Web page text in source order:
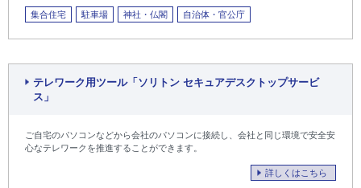
集合住宅 駐車場 神社・仏閣 自治体・官公庁
テレワーク用ツール「ソリトン セキュアデスクトップサービ
ス」
ご自宅のパソコンなどから会社のパソコンに接続し、会社と同じ環境で安全安
心なテレワークを推進することができます。
詳しくはこちら